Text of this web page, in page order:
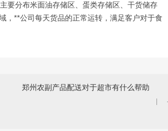
要分布米面油存储区、蛋类存储区、干货储存
，**公司每天货品的正常运转，满足客户对于食
郑州农副产品配送对于超市有什么帮助